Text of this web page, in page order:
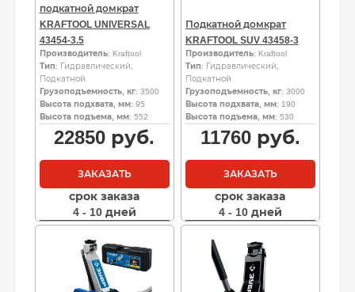
подкатной домкрат
KRAFTOOL UNIVERSAL
43454-3.5
Производитель: Kraftool
Тип: Гидравлический,
Подкатной
Грузоподъемность, кг: 3500
Высота подхвата, мм: 95
Высота подъема, мм: 552
22850 руб.
ЗАКАЗАТЬ
срок заказа
4 - 10 дней
Подкатной домкрат
KRAFTOOL SUV 43458-3
Производитель: Kraftool
Тип: Гидравлический,
Подкатной
Грузоподъемность, кг: 3000
Высота подхвата, мм: 190
Высота подъема, мм: 530
11760руб.
ЗАКАЗАТЬ
срок заказа
4 - 10 дней